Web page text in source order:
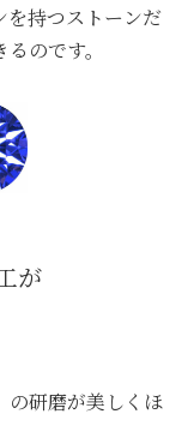
を持つストーンだ
のです。
が
の研磨が美しくほ